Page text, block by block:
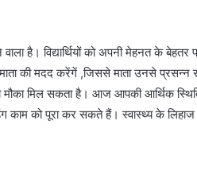
है। विद्यार्थियों को अपनी मेहनत के बेहतर
की मदद करेंगें ,जिससे माता उनसे प्रसन्न
मौका मिल सकता है। आज आपकी आर्थिक
काम को पूरा कर सकते हैं। स्वास्थ्य के